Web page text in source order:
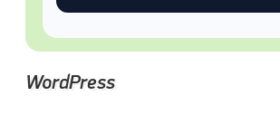
WordPress